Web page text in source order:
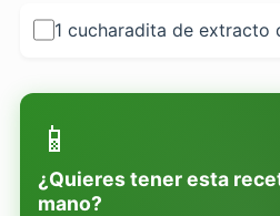
1 cucharadita de extracto
📱
¿Quieres tener esta
mano?